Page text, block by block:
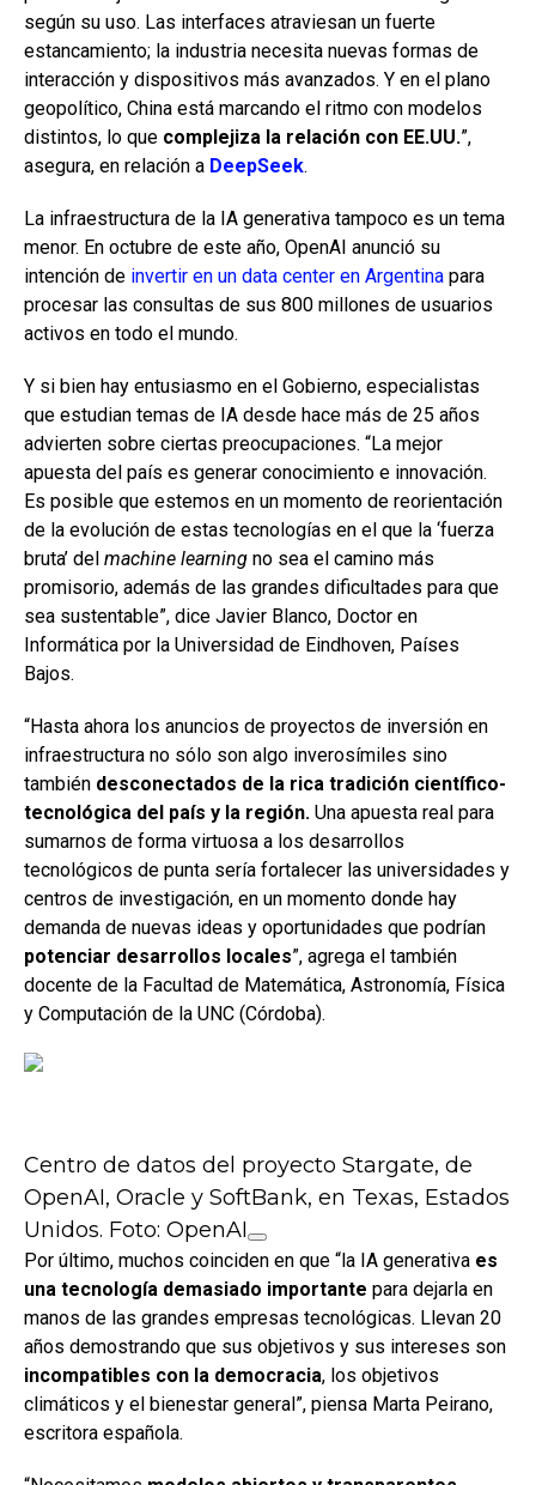
según su uso. Las interfaces atraviesan un fuerte
estancamiento; la industria necesita nuevas formas de
interacción y dispositivos más avanzados. Y en el plano
geopolítico, China está marcando el ritmo con modelos
distintos, lo que complejiza la relación con EE.UU.”,
asegura, en relación a DeepSeek.
La infraestructura de la IA generativa tampoco es un tema
menor. En octubre de este año, OpenAI anunció su
intención de invertir en un data center en Argentina para
procesar las consultas de sus 800 millones de usuarios
activos en todo el mundo.
Y si bien hay entusiasmo en el Gobierno, especialistas
que estudian temas de IA desde hace más de 25 años
advierten sobre ciertas preocupaciones. “La mejor
apuesta del país es generar conocimiento e innovación.
Es posible que estemos en un momento de reorientación
de la evolución de estas tecnologías en el que la ‘fuerza
bruta’ del machine learning no sea el camino más
promisorio, además de las grandes dificultades para que
sea sustentable”, dice Javier Blanco, Doctor en
Informática por la Universidad de Eindhoven, Países
Bajos.
“Hasta ahora los anuncios de proyectos de inversión en
infraestructura no sólo son algo inverosímiles sino
también desconectados de la rica tradición científico-
tecnológica del país y la región. Una apuesta real para
sumarnos de forma virtuosa a los desarrollos
tecnológicos de punta sería fortalecer las universidades y
centros de investigación, en un momento donde hay
demanda de nuevas ideas y oportunidades que podrían
potenciar desarrollos locales”, agrega el también
docente de la Facultad de Matemática, Astronomía, Física
y Computación de la UNC (Córdoba).
Centro de datos del proyecto Stargate, de
OpenAI, Oracle y SoftBank, en Texas, Estados
Unidos. Foto: OpenAI
Por último, muchos coinciden en que “la IA generativa es
una tecnología demasiado importante para dejarla en
manos de las grandes empresas tecnológicas. Llevan 20
años demostrando que sus objetivos y sus intereses son
incompatibles con la democracia, los objetivos
climáticos y el bienestar general”, piensa Marta Peirano,
escritora española.